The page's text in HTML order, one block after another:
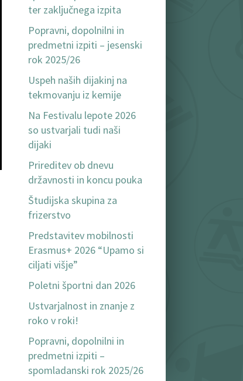
ter zaključnega izpita
Popravni, dopolnilni in
predmetni izpiti – jesenski
rok 2025/26
Uspeh naših dijakinj na
tekmovanju iz kemije
Na Festivalu lepote 2026
so ustvarjali tudi naši
dijaki
Prireditev ob dnevu
državnosti in koncu pouka
Študijska skupina za
frizerstvo
Predstavitev mobilnosti
Erasmus+ 2026 “Upamo si
ciljati višje”
Poletni športni dan 2026
Ustvarjalnost in znanje z
roko v roki!
Popravni, dopolnilni in
predmetni izpiti –
spomladanski rok 2025/26